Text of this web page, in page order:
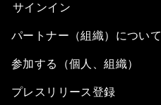
サインイン
パートナー（組織）について
参加する（個人、組織）
プレスリリース登録